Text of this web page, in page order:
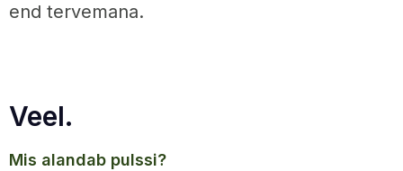
end tervemana.
Veel.
mis alandab pulssi?